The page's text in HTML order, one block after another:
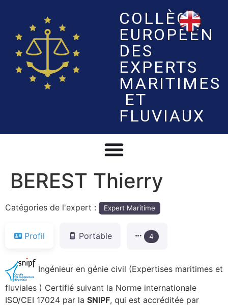
COLLÈGE
EUROPÉEN
DES
EXPERTS
MARITIMES
ET
FLUVIAUX
BEREST Thierry
Catégories de l'expert : Expert Maritime
Profil Portable 4
Ingénieur en génie civil (Expertises maritimes et
fluviales ) Certifié suivant la Norme internationale
ISO/CEI 17024 par la SNIPF, qui est accréditée par